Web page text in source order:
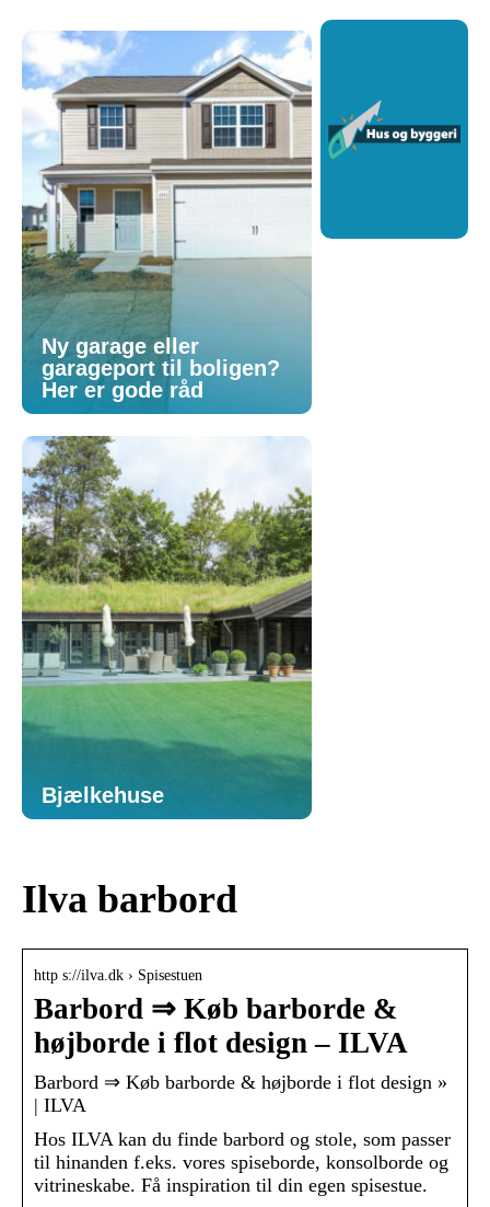
Ny garage eller
garageport til boligen?
Her er gode råd
Bjælkehuse
Ilva barbord
http s://ilva.dk › Spisestuen
Barbord ⇒ Køb barborde &
højborde i flot design – ILVA
Barbord ⇒ Køb barborde & højborde i flot design »
| ILVA
Hos ILVA kan du finde barbord og stole, som passer
til hinanden f.eks. vores spiseborde, konsolborde og
vitrineskabe. Få inspiration til din egen spisestue.